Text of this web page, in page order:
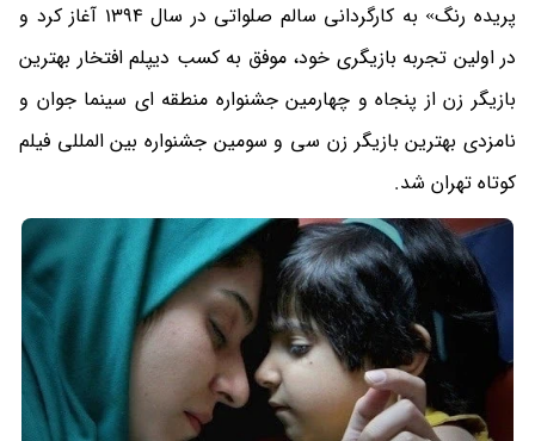
پریده رنگ» به کارگردانی سالم صلواتی در سال 1394 آغاز کرد و
در اولین تجربه بازیگری خود، موفق به کسب دیپلم افتخار بهترین
بازیگر زن از پنجاه و چهارمین جشنواره منطقه ای سینما جوان و
نامزدی بهترین بازیگر زن سی و سومین جشنواره بین المللی فیلم
کوتاه تهران شد.